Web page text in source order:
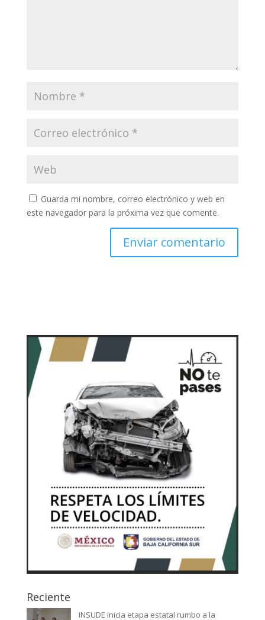
Guarda mi nombre, correo electrónico y web en
este navegador para la próxima vez que comente.
Reciente
INSUDE inicia etapa estatal rumbo a la